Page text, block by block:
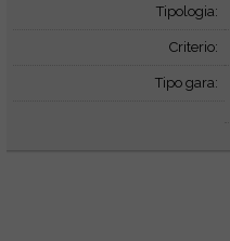
Tipologia:
Criterio:
Tipo gara: